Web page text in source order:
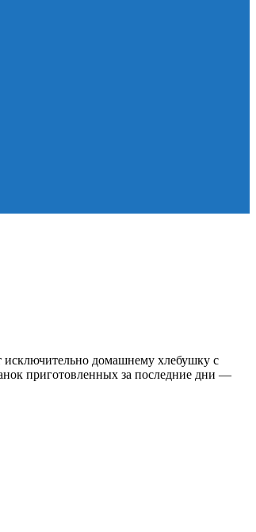
исключительно домашнему хлебушку с
приготовленных за последние дни —